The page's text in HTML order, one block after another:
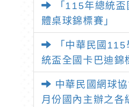
「115年總統盃
體桌球錦標賽」
「中華民國115
統盃全國卡巴迪錦
中華民國網球
月份國內主辦之各